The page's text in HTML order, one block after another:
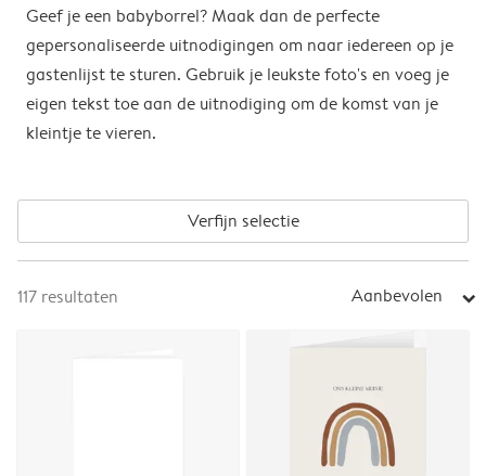
Geef je een babyborrel? Maak dan de perfecte
gepersonaliseerde uitnodigingen om naar iedereen op je
gastenlijst te sturen. Gebruik je leukste foto's en voeg je
eigen tekst toe aan de uitnodiging om de komst van je
kleintje te vieren.
Verfijn selectie
117 resultaten Aanbevolen arrow_right